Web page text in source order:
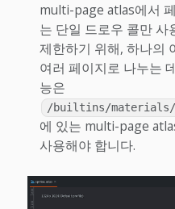
multi-page atlas에서
는 단일 드로우 콜만
제한하기 위해, 하나의
여러 페이지로 나누는
능은
/builtins/materials/
에 있는 multi-page
사용해야 합니다.